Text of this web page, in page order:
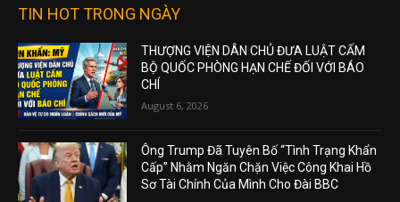
TIN HOT TRONG NGÀY
THƯỢNG VIỆN DÂN CHỦ ĐƯA LUẬT CẤM
BỘ QUỐC PHÒNG HẠN CHẾ ĐỐI VỚI BÁO
CHÍ
August 6, 2026
Ông Trump Đã Tuyên Bố “Tình Trạng Khẩn
Cấp” Nhằm Ngăn Chặn Việc Công Khai Hồ
Sơ Tài Chính Của Mình Cho Đài BBC